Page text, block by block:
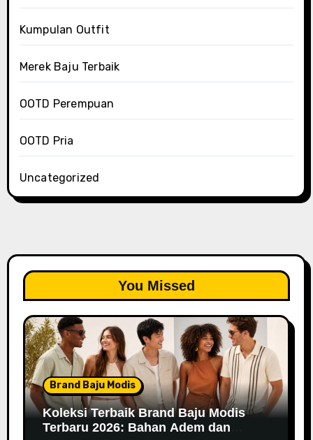
Kumpulan Outfit
Merek Baju Terbaik
OOTD Perempuan
OOTD Pria
Uncategorized
You Missed
Brand Baju Modis
Koleksi Terbaik Brand Baju Modis
Terbaru 2026: Bahan Adem dan